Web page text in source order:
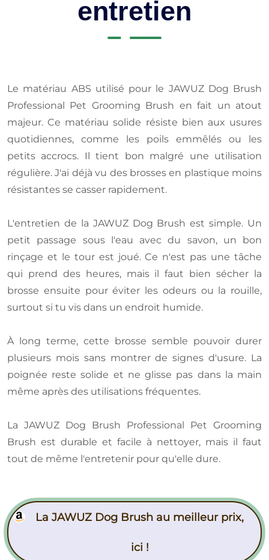
entretien
Le matériau ABS utilisé pour le JAWUZ Dog Brush
Professional Pet Grooming Brush en fait un atout
majeur. Ce matériau solide résiste bien aux usures
quotidiennes, comme les poils emmêlés ou les
petits accrocs. Il tient bon malgré une utilisation
régulière. J'ai déjà vu des brosses en plastique moins
résistantes se casser rapidement.
L'entretien de la JAWUZ Dog Brush est simple. Un
petit passage sous l'eau avec du savon, un bon
rinçage et le tour est joué. Ce n'est pas une tâche
qui prend des heures, mais il faut bien sécher la
brosse ensuite pour éviter les odeurs ou la rouille,
surtout si tu vis dans un endroit humide.
À long terme, cette brosse semble pouvoir durer
plusieurs mois sans montrer de signes d'usure. La
poignée reste solide et ne glisse pas dans la main
même après des utilisations fréquentes.
La JAWUZ Dog Brush Professional Pet Grooming
Brush est durable et facile à nettoyer, mais il faut
tout de même l'entretenir pour qu'elle dure.
La JAWUZ Dog Brush au meilleur prix,
ici !